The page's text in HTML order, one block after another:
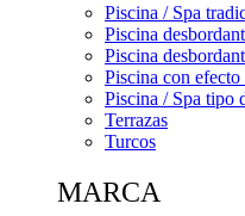
Piscina / Spa
Piscina
Piscina
Piscina con
Piscina / Spa tipo
Terrazas
Turcos
MARCA